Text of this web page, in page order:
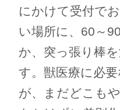
にかけて受付で
い場所に、60～
か、突っ張り棒
す。獣医療に必
が、まだどこも